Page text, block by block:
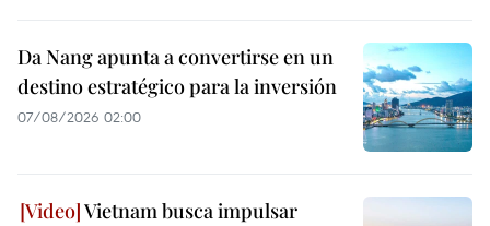
Da Nang apunta a convertirse en un
destino estratégico para la inversión
07/08/2026 02:00
Vietnam busca impulsar